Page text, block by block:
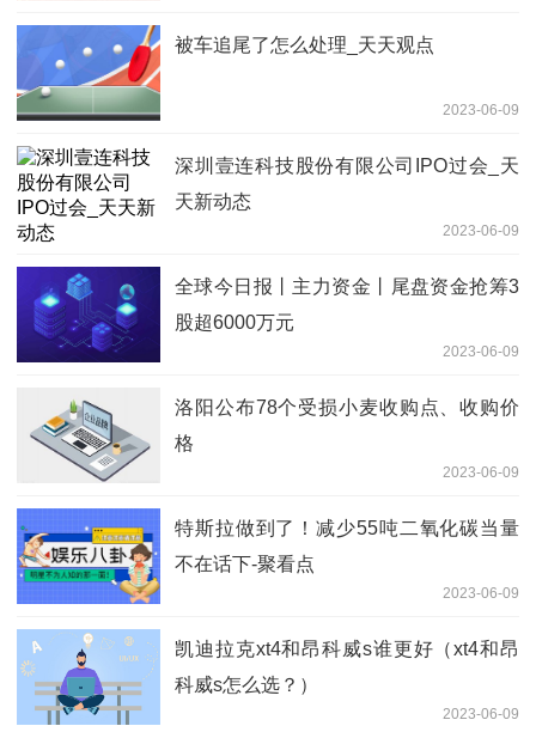
被车追尾了怎么处理_天天观点
2023-06-09
深圳壹连科技股份有限公司IPO过会_天
天新动态
2023-06-09
全球今日报丨主力资金丨尾盘资金抢筹3
股超6000万元
2023-06-09
洛阳公布78个受损小麦收购点、收购价
格
2023-06-09
特斯拉做到了！减少55吨二氧化碳当量
不在话下-聚看点
2023-06-09
凯迪拉克xt4和昂科威s谁更好（xt4和昂
科威s怎么选？）
2023-06-09